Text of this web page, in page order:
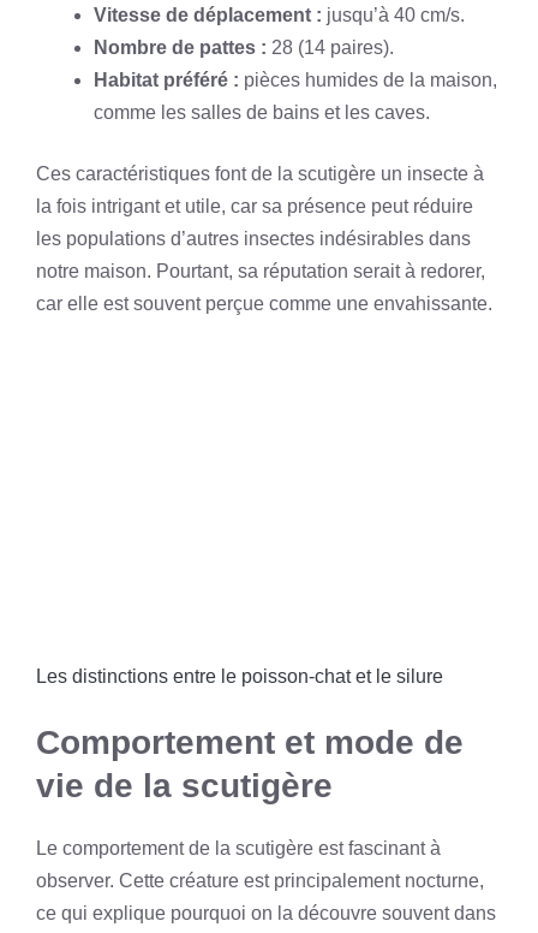
Vitesse de déplacement : jusqu’à 40 cm/s.
Nombre de pattes : 28 (14 paires).
Habitat préféré : pièces humides de la maison,
comme les salles de bains et les caves.
Ces caractéristiques font de la scutigère un insecte à
la fois intrigant et utile, car sa présence peut réduire
les populations d’autres insectes indésirables dans
notre maison. Pourtant, sa réputation serait à redorer,
car elle est souvent perçue comme une envahissante.
Les distinctions entre le poisson-chat et le silure
Comportement et mode de
vie de la scutigère
Le comportement de la scutigère est fascinant à
observer. Cette créature est principalement nocturne,
ce qui explique pourquoi on la découvre souvent dans